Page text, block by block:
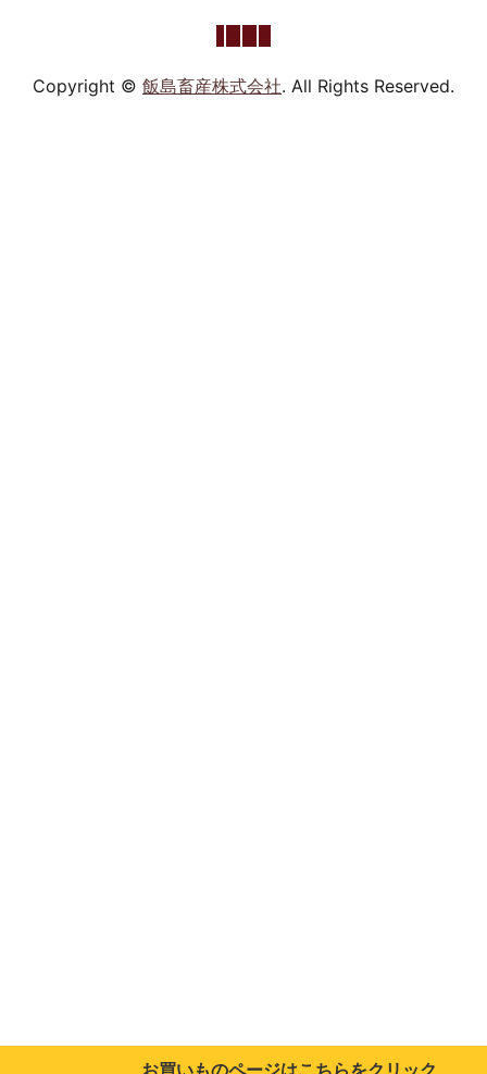
Copyright © 飯島畜産株式会社. All Rights Reserved.